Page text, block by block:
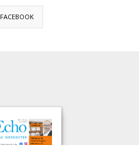
FACEBOOK